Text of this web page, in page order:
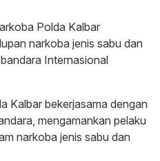
Polda Kalbar
narkoba jenis sabu dan
Internasional
Kalbar bekerjasama dengan
mengamankan pelaku
narkoba jenis sabu dan